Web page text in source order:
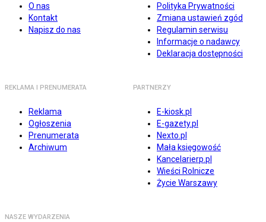
O nas
Kontakt
Napisz do nas
Polityka Prywatności
Zmiana ustawień zgód
Regulamin serwisu
Informacje o nadawcy
Deklaracja dostępności
REKLAMA I PRENUMERATA
Reklama
Ogłoszenia
Prenumerata
Archiwum
PARTNERZY
E-kiosk.pl
E-gazety.pl
Nexto.pl
Mała księgowość
Kancelarierp.pl
Wieści Rolnicze
Życie Warszawy
NASZE WYDARZENIA